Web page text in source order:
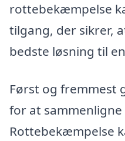
rottebekæmpelse
tilgang, der sikrer,
bedste løsning til
Først og fremmest
for at
Rottebekæmpelse